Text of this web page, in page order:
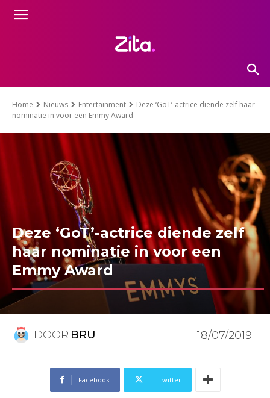
Home Nieuws Entertainment
Deze ‘GoT’-actrice diende zelf haar
nominatie in voor een Emmy Award
Deze ‘GoT’-actrice diende zelf
haar nominatie in voor een
Emmy Award
DOOR BRU 18/07/2019
Facebook Twitter